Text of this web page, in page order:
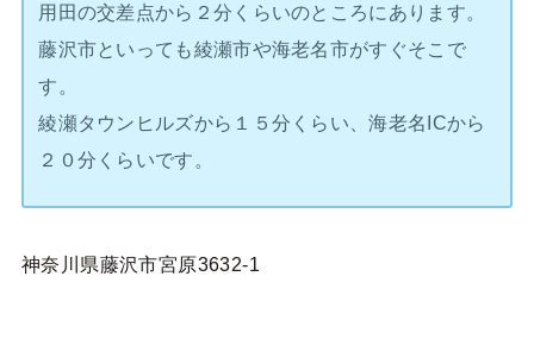
用田の交差点から２分くらいのところにあります。
藤沢市といっても綾瀬市や海老名市がすぐそこで
す。
綾瀬タウンヒルズから１５分くらい、海老名ICから
２０分くらいです。
神奈川県藤沢市宮原3632-1